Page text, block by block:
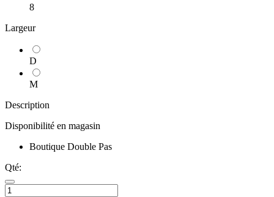
8
Largeur
D
M
Description
Disponibilité en magasin
Boutique Double Pas
Qté: